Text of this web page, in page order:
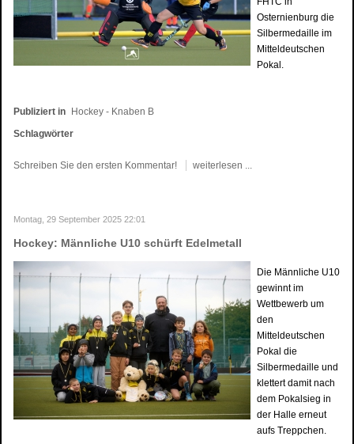
Osternienburg die
Silbermedaille im
Mitteldeutschen
Pokal.
Publiziert in Hockey - Knaben B
Schlagwörter
Schreiben Sie den ersten Kommentar! weiterlesen ...
Montag, 29 September 2025 22:01
Hockey: Männliche U10 schürft Edelmetall
Die Männliche U10
gewinnt im
Wettbewerb um
den
Mitteldeutschen
Pokal die
Silbermedaille und
klettert damit nach
dem Pokalsieg in
der Halle erneut
aufs Treppchen.